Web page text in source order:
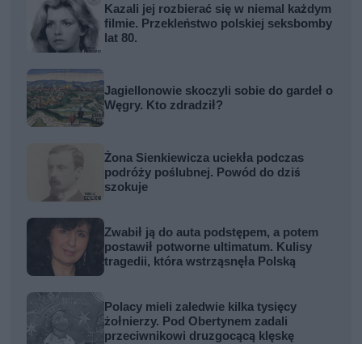
Kazali jej rozbierać się w niemal każdym
filmie. Przekleństwo polskiej seksbomby
lat 80.
Jagiellonowie skoczyli sobie do gardeł o
Węgry. Kto zdradził?
Żona Sienkiewicza uciekła podczas
podróży poślubnej. Powód do dziś
szokuje
Zwabił ją do auta podstępem, a potem
postawił potworne ultimatum. Kulisy
tragedii, która wstrząsnęła Polską
Polacy mieli zaledwie kilka tysięcy
żołnierzy. Pod Obertynem zadali
przeciwnikowi druzgocącą klęskę